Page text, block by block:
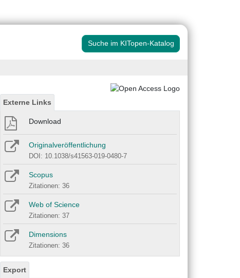
Suche im KITopen-Katalog
Externe Links
Download
Originalveröffentlichung
DOI: 10.1038/s41563-019-0480-7
Scopus
Zitationen: 36
Web of Science
Zitationen: 37
Dimensions
Zitationen: 36
Export